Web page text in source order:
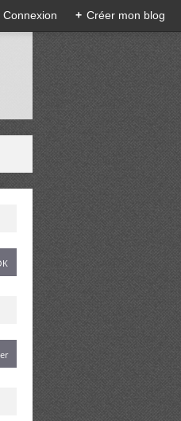
Connexion + Créer mon blog